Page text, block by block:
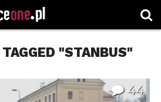
"STANBUS"
44